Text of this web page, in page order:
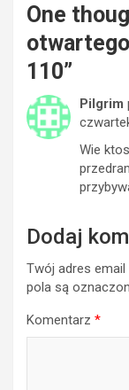
One
110”
Pilgrim
Wie
Dodaj
Twój adres
pola są
Komentarz *